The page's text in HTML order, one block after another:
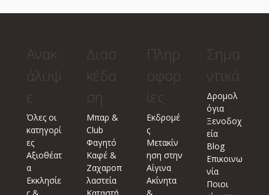
Ανακ
άλυψ
ε
Όλες οι
κατηγορί
ες
Αξιοθέατ
α
Εκκλησίε
Διασ
κέδα
ση
Μπαρ &
Club
Φαγητό
Καφέ &
Ζαχαροπ
λαστεία
Πληρ
οφορ
ίες
Εκδρομέ
ς
Μετακίν
ηση στην
Αίγινα
Ακίνητα
Σημα
ντικά
Δρομολ
όγια
Ξενοδοχ
εία
Blog
Επικοινω
νία
Ποιοι